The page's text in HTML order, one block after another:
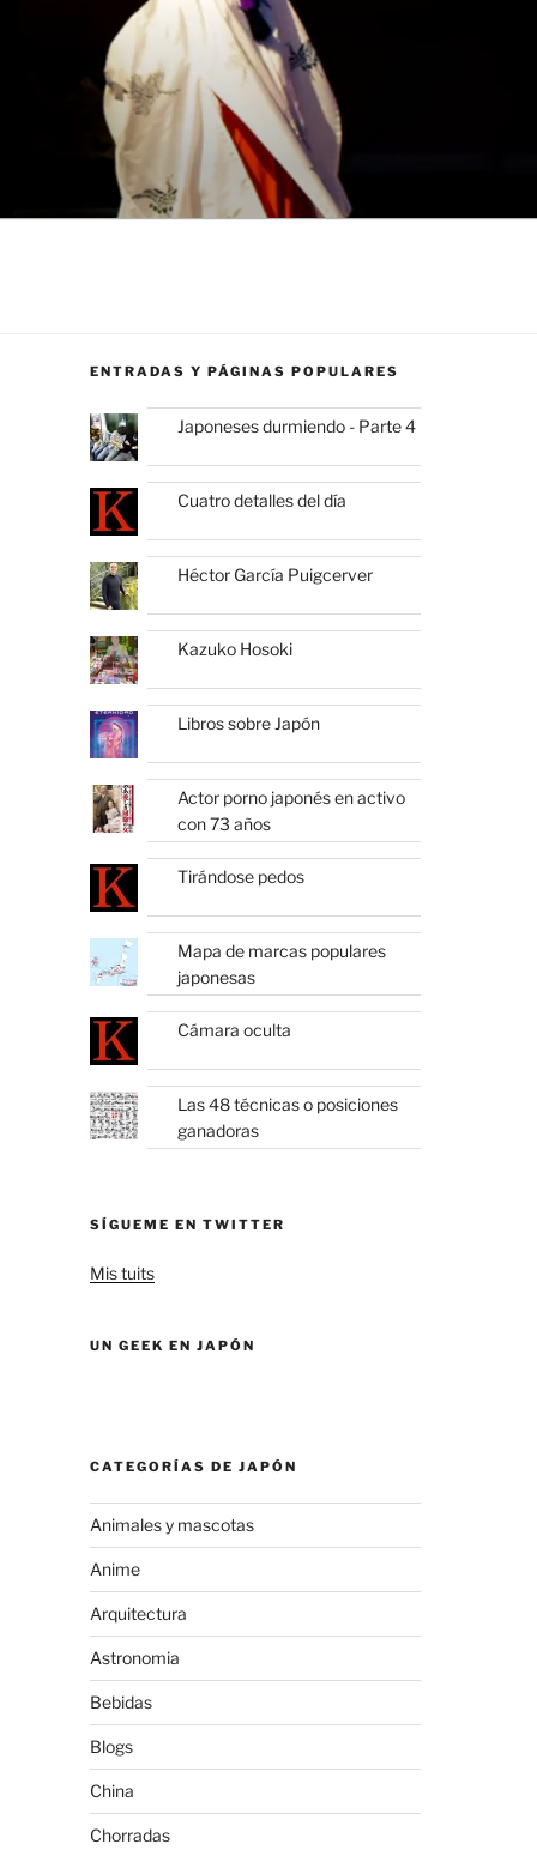
ENTRADAS Y PÁGINAS POPULARES
Japoneses durmiendo - Parte 4
Cuatro detalles del día
Héctor García Puigcerver
Kazuko Hosoki
Libros sobre Japón
Actor porno japonés en activo
con 73 años
Tirándose pedos
Mapa de marcas populares
japonesas
Cámara oculta
Las 48 técnicas o posiciones
ganadoras
SÍGUEME EN TWITTER
Mis tuits
UN GEEK EN JAPÓN
CATEGORÍAS DE JAPÓN
Animales y mascotas
Anime
Arquitectura
Astronomia
Bebidas
Blogs
China
Chorradas